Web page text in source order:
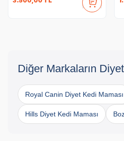
Diğer Markaların
Royal Canin Diyet Kedi Maması
Hills Diyet Kedi Maması